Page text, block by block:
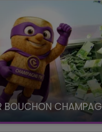
BOUCHON
Champagne FM, à